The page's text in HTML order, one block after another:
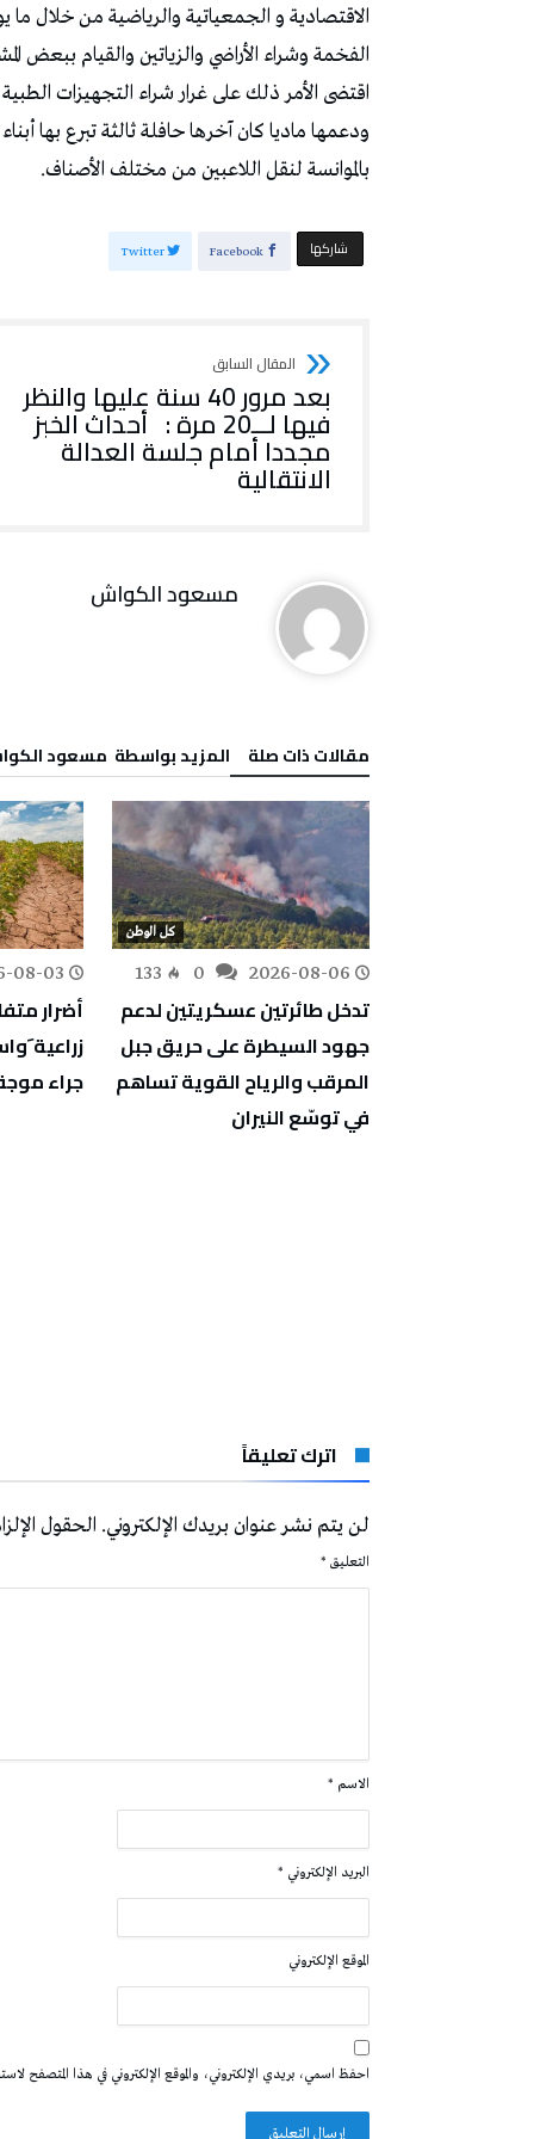
الاقتصادية و الجمعياتية والرياضية من خلال ما
الفخمة وشراء الأراضي والزياتين والقيام ببعض
اقتضى الأمر ذلك على غرار شراء التجهيزات
ودعمها ماديا كان آخرها حافلة ثالثة تبرع بها
بالموانسة لنقل اللاعبين من مختلف الأصناف.
‫‫ شاركها‬ Facebook
Twitter
بعد مرور 40 سنة عليها والنظر
فيها لـــ20 مرة : أحداث الخبز
مجددا أمام جلسة العدالة
الانتقالية
مسعود الكواش
‫مقالات ذات صلة‬ ‫‫المزيد بواسطة‬ ‬ مسعود
كل الوطن
2026-08-06
133
تدخل طائرتين عسكريتين لدعم
جهود السيطرة على حريق جبل
المرقب والرياح القوية تساهم
في توسّع النيران
08-03
أضرار
زراعية
جراء
اترك تعليقاً
لن يتم نشر عنوان بريدك الإلكتروني. الحقول
التعليق *
الاسم *
البريد الإلكتروني *
الموقع الإلكتروني
احفظ اسمي، بريدي الإلكتروني، والموقع الإلكتروني في هذا المتصفح